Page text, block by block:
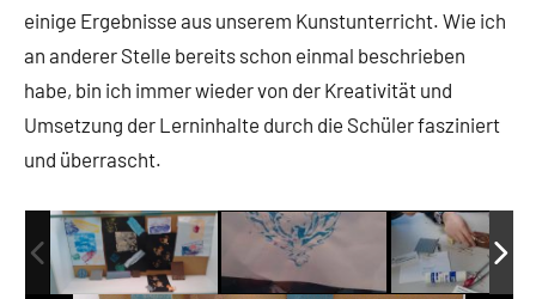
einige Ergebnisse aus unserem Kunstunterricht. Wie ich
an anderer Stelle bereits schon einmal beschrieben
habe, bin ich immer wieder von der Kreativität und
Umsetzung der Lerninhalte durch die Schüler fasziniert
und überrascht.